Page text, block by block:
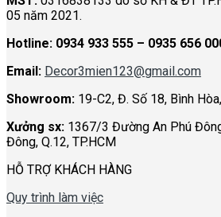
05 năm 2021.
Hotline: 0934 933 555 – 0935 656
Email: Decor3mien123@gmail.com
Showroom: 19-C2, Đ. Số 18, Bình
Xưởng sx: 1367/3 Đường An Phú
Đông, Q.12, TP.HCM
HỖ TRỢ KHÁCH HÀNG
Quy trình làm việc